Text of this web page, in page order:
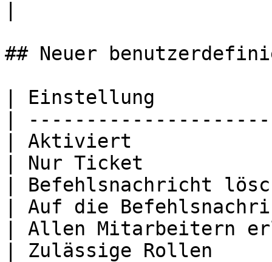
## Neuer
| Einstellung
|
| Aktiviert
| Nur Ticket
| Befehlsnachricht
| Auf die
| Allen Mitarbeitern
| Zulässige